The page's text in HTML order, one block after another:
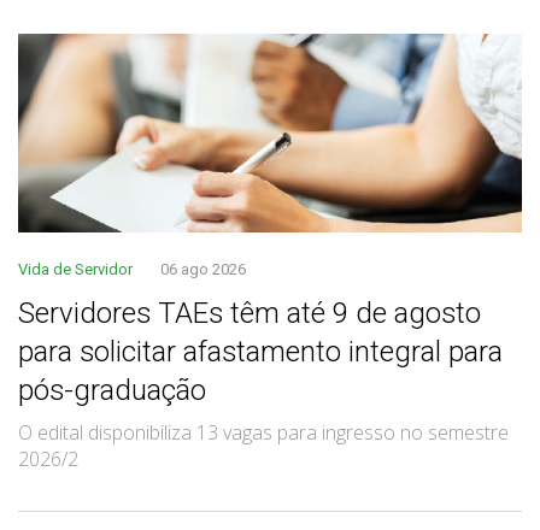
Vida de Servidor 06 ago 2026
Servidores TAEs têm até 9 de agosto
para solicitar afastamento integral para
pós-graduação
O edital disponibiliza 13 vagas para ingresso no semestre
2026/2